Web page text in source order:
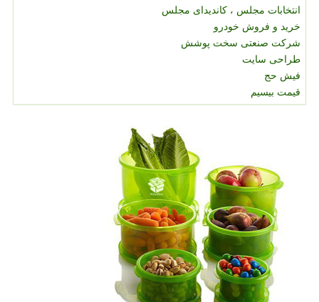
انتخابات مجلس ، کاندیدای مجلس
خرید و فروش خودرو
شرکت صنعتی سخت پوشش
طراحی سایت
فیش حج
قیمت بیسیم